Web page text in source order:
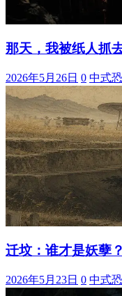
那天，我被纸人抓
2026年5月26日 0 中式
迁坟：谁才是妖孽？
2026年5月23日 0 中式